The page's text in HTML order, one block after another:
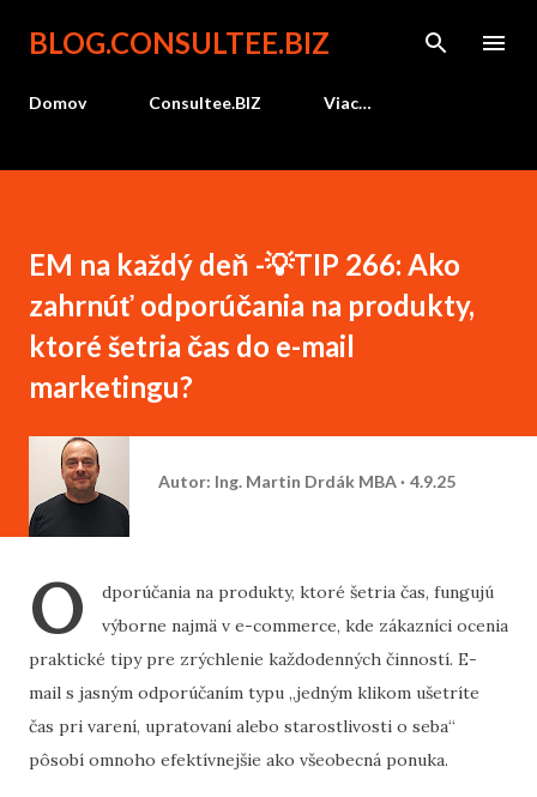
Preskočiť na hlavný obsah
BLOG.CONSULTEE.BIZ
Domov Consultee.BIZ Viac…
EM na každý deň -💡TIP 266: Ako
zahrnúť odporúčania na produkty,
ktoré šetria čas do e-mail
marketingu?
Autor: Ing. Martin Drdák MBA 4.9.25
O
dporúčania na produkty, ktoré šetria čas, fungujú
výborne najmä v e-commerce, kde zákazníci ocenia
praktické tipy pre zrýchlenie každodenných činností. E-
mail s jasným odporúčaním typu „jedným klikom ušetríte
čas pri varení, upratovaní alebo starostlivosti o seba“
pôsobí omnoho efektívnejšie ako všeobecná ponuka.